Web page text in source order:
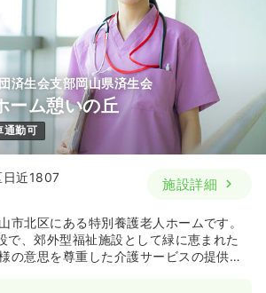
済生会支部岡山県済生会
ーム憩いの丘
通勤可
日近1807 施設詳細
市北区にある特別養護老人ホームです。
で、郊外型福祉施設として緑に恵まれた
の意思を尊重した介護サービスの提供に